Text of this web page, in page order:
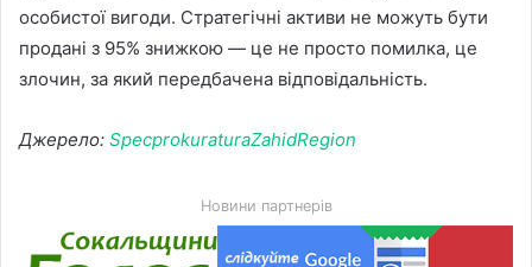
особистої вигоди. Стратегічні активи не можуть бути
продані з 95% знижкою — це не просто помилка, це
злочин, за який передбачена відповідальність.
Джерело: SpecprokuraturaZahidRegion
Новини партнерів